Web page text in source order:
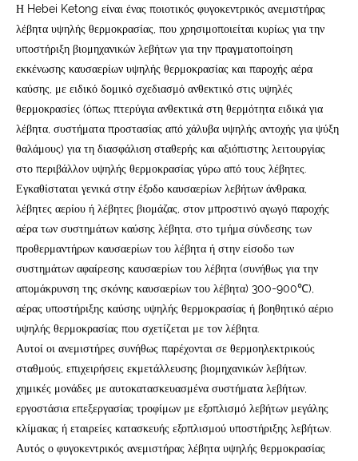
Η Hebei Ketong είναι ένας ποιοτικός φυγοκεντρικός ανεμιστήρας
λέβητα υψηλής θερμοκρασίας, που χρησιμοποιείται κυρίως για την
υποστήριξη βιομηχανικών λεβήτων για την πραγματοποίηση
εκκένωσης καυσαερίων υψηλής θερμοκρασίας και παροχής αέρα
καύσης, με ειδικό δομικό σχεδιασμό ανθεκτικό στις υψηλές
θερμοκρασίες (όπως πτερύγια ανθεκτικά στη θερμότητα ειδικά για
λέβητα, συστήματα προστασίας από χάλυβα υψηλής αντοχής για ψύξη
θαλάμους) για τη διασφάλιση σταθερής και αξιόπιστης λειτουργίας
στο περιβάλλον υψηλής θερμοκρασίας γύρω από τους λέβητες.
Εγκαθίσταται γενικά στην έξοδο καυσαερίων λεβήτων άνθρακα,
λέβητες αερίου ή λέβητες βιομάζας, στον μπροστινό αγωγό παροχής
αέρα των συστημάτων καύσης λέβητα, στο τμήμα σύνδεσης των
προθερμαντήρων καυσαερίων του λέβητα ή στην είσοδο των
συστημάτων αφαίρεσης καυσαερίων του λέβητα (συνήθως για την
απομάκρυνση της σκόνης καυσαερίων του λέβητα) 300-900℃),
αέρας υποστήριξης καύσης υψηλής θερμοκρασίας ή βοηθητικό αέριο
υψηλής θερμοκρασίας που σχετίζεται με τον λέβητα.
Αυτοί οι ανεμιστήρες συνήθως παρέχονται σε θερμοηλεκτρικούς
σταθμούς, επιχειρήσεις εκμετάλλευσης βιομηχανικών λεβήτων,
χημικές μονάδες με αυτοκατασκευασμένα συστήματα λεβήτων,
εργοστάσια επεξεργασίας τροφίμων με εξοπλισμό λεβήτων μεγάλης
κλίμακας ή εταιρείες κατασκευής εξοπλισμού υποστήριξης λεβήτων.
Αυτός ο φυγοκεντρικός ανεμιστήρας λέβητα υψηλής θερμοκρασίας